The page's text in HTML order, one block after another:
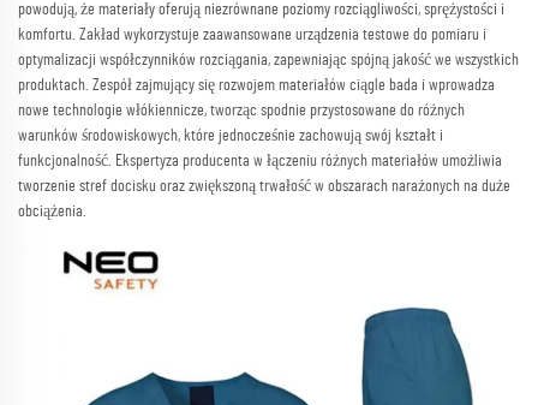
powodują, że materiały oferują niezrównane poziomy rozciągliwości, sprężystości i
komfortu. Zakład wykorzystuje zaawansowane urządzenia testowe do pomiaru i
optymalizacji współczynników rozciągania, zapewniając spójną jakość we wszystkich
produktach. Zespół zajmujący się rozwojem materiałów ciągle bada i wprowadza
nowe technologie włókiennicze, tworząc spodnie przystosowane do różnych
warunków środowiskowych, które jednocześnie zachowują swój kształt i
funkcjonalność. Ekspertyza producenta w łączeniu różnych materiałów umożliwia
tworzenie stref docisku oraz zwiększoną trwałość w obszarach narażonych na duże
obciążenia.